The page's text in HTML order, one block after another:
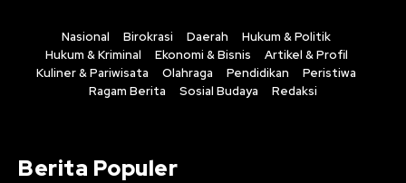
Nasional Birokrasi Daerah
Hukum & Politik
Hukum & Kriminal
Ekonomi & Bisnis
Artikel & Profil
Kuliner & Pariwisata
Olahraga Pendidikan
Peristiwa
Ragam Berita
Sosial Budaya Redaksi
Berita Populer